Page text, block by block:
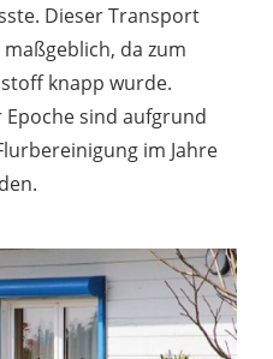
Dieser Transport
da zum
knapp wurde.
sind aufgrund
im Jahre